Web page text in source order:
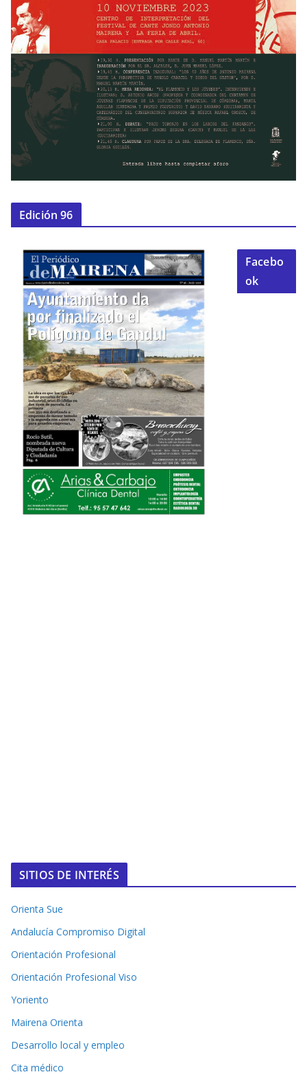
Edición 96
Facebo
ok
SITIOS DE INTERÉS
Orienta Sue
Andalucía Compromiso Digital
Orientación Profesional
Orientación Profesional Viso
Yoriento
Mairena Orienta
Desarrollo local y empleo
Cita médico